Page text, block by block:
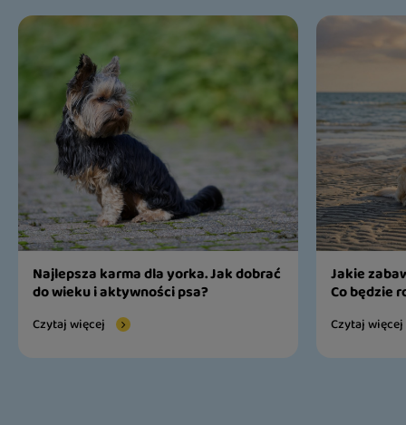
Najlepsza karma dla yorka. Jak dobrać
do wieku i aktywności psa?
Czytaj więcej
Jakie
Co będzie
Czytaj więcej